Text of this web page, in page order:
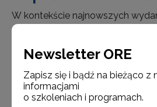
W kontekście najnowszych
związanych z konfliktem
form działania prawa
konfliktów zbrojnych oraz
współczesnych technologii w
Publikacje są przezn…
Newsletter ORE
Zapisz się i bądź na bieżąco z
informacjami
o szkoleniach i programach.